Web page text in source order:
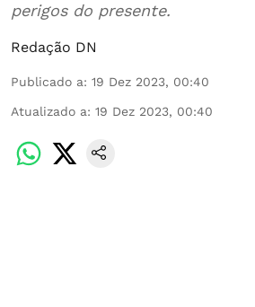
perigos do presente.
Redação DN
Publicado a: 19 Dez 2023, 00:40
Atualizado a: 19 Dez 2023, 00:40